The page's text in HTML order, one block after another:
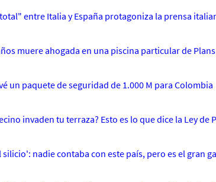
entre Italia y España protagoniza la prensa
muere ahogada en una piscina particular de
un paquete de seguridad de 1.000 M para Colombia
invaden tu terraza? Esto es lo que dice la Ley
silicio': nadie contaba con este país, pero es el gran